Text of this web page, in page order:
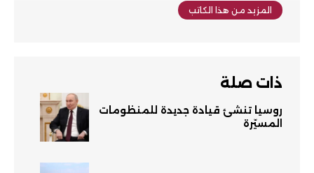
المزيد من هذا الكاتب
ذات صلة
روسيا تنشئ قيادة جديدة للمنظومات
المسيّرة